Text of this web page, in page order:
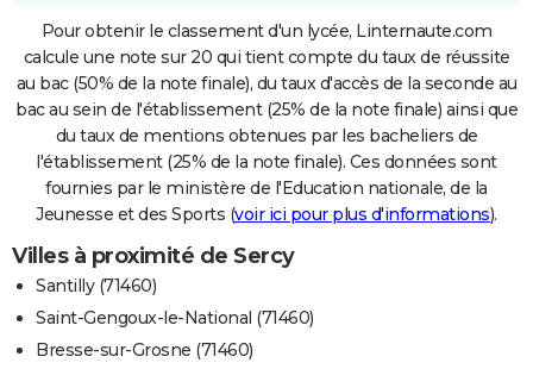
Pour obtenir le classement d'un lycée, Linternaute.com
calcule une note sur 20 qui tient compte du taux de réussite
au bac (50% de la note finale), du taux d'accès de la seconde au
bac au sein de l'établissement (25% de la note finale) ainsi que
du taux de mentions obtenues par les bacheliers de
l'établissement (25% de la note finale). Ces données sont
fournies par le ministère de l'Education nationale, de la
Jeunesse et des Sports (voir ici pour plus d'informations).
Villes à proximité de Sercy
Santilly (71460)
Saint-Gengoux-le-National (71460)
Bresse-sur-Grosne (71460)